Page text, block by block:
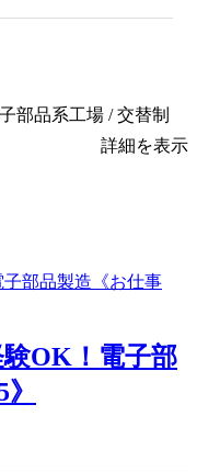
部品系工場 / 交替制
詳細を表示
験OK！電子部